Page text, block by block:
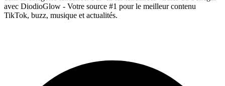
avec DiodioGlow - Votre source #1 pour le meilleur contenu
TikTok, buzz, musique et actualités.